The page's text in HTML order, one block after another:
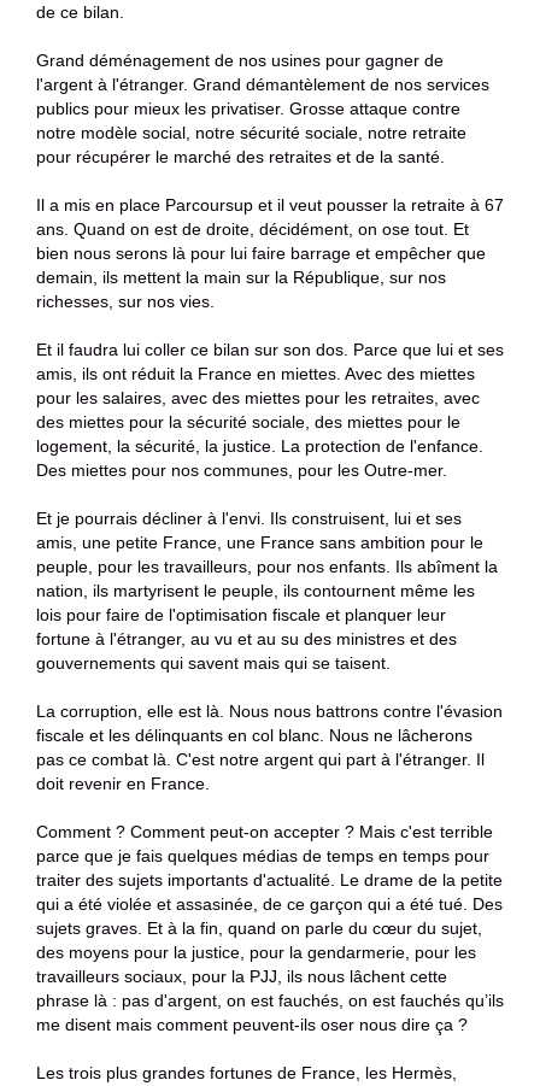
de ce bilan.
Grand déménagement de nos usines pour gagner de
l'argent à l'étranger. Grand démantèlement de nos services
publics pour mieux les privatiser. Grosse attaque contre
notre modèle social, notre sécurité sociale, notre retraite
pour récupérer le marché des retraites et de la santé.
Il a mis en place Parcoursup et il veut pousser la retraite à 67
ans. Quand on est de droite, décidément, on ose tout. Et
bien nous serons là pour lui faire barrage et empêcher que
demain, ils mettent la main sur la République, sur nos
richesses, sur nos vies.
Et il faudra lui coller ce bilan sur son dos. Parce que lui et ses
amis, ils ont réduit la France en miettes. Avec des miettes
pour les salaires, avec des miettes pour les retraites, avec
des miettes pour la sécurité sociale, des miettes pour le
logement, la sécurité, la justice. La protection de l'enfance.
Des miettes pour nos communes, pour les Outre-mer.
Et je pourrais décliner à l'envi. Ils construisent, lui et ses
amis, une petite France, une France sans ambition pour le
peuple, pour les travailleurs, pour nos enfants. Ils abîment la
nation, ils martyrisent le peuple, ils contournent même les
lois pour faire de l'optimisation fiscale et planquer leur
fortune à l'étranger, au vu et au su des ministres et des
gouvernements qui savent mais qui se taisent.
La corruption, elle est là. Nous nous battrons contre l'évasion
fiscale et les délinquants en col blanc. Nous ne lâcherons
pas ce combat là. C'est notre argent qui part à l'étranger. Il
doit revenir en France.
Comment ? Comment peut-on accepter ? Mais c'est terrible
parce que je fais quelques médias de temps en temps pour
traiter des sujets importants d'actualité. Le drame de la petite
qui a été violée et assasinée, de ce garçon qui a été tué. Des
sujets graves. Et à la fin, quand on parle du cœur du sujet,
des moyens pour la justice, pour la gendarmerie, pour les
travailleurs sociaux, pour la PJJ, ils nous lâchent cette
phrase là : pas d'argent, on est fauchés, on est fauchés qu’ils
me disent mais comment peuvent-ils oser nous dire ça ?
Les trois plus grandes fortunes de France, les Hermès,